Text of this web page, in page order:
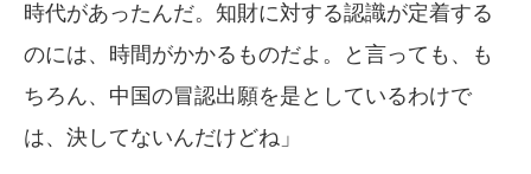
時代があったんだ。知財に対する認識が定着する
のには、時間がかかるものだよ。と言っても、も
ちろん、中国の冒認出願を是としているわけで
は、決してないんだけどね」